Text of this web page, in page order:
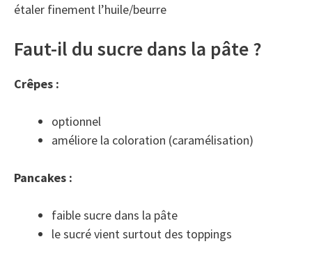
étaler finement l’huile/beurre
Faut-il du sucre dans la pâte ?
Crêpes :
optionnel
améliore la coloration (caramélisation)
Pancakes :
faible sucre dans la pâte
le sucré vient surtout des toppings